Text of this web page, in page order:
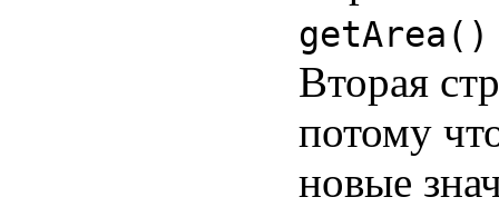
getArea()
Вторая
потому
новые